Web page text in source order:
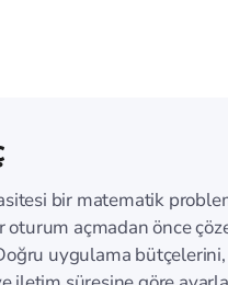
bir matematik
oturum açmadan önce
uygulama